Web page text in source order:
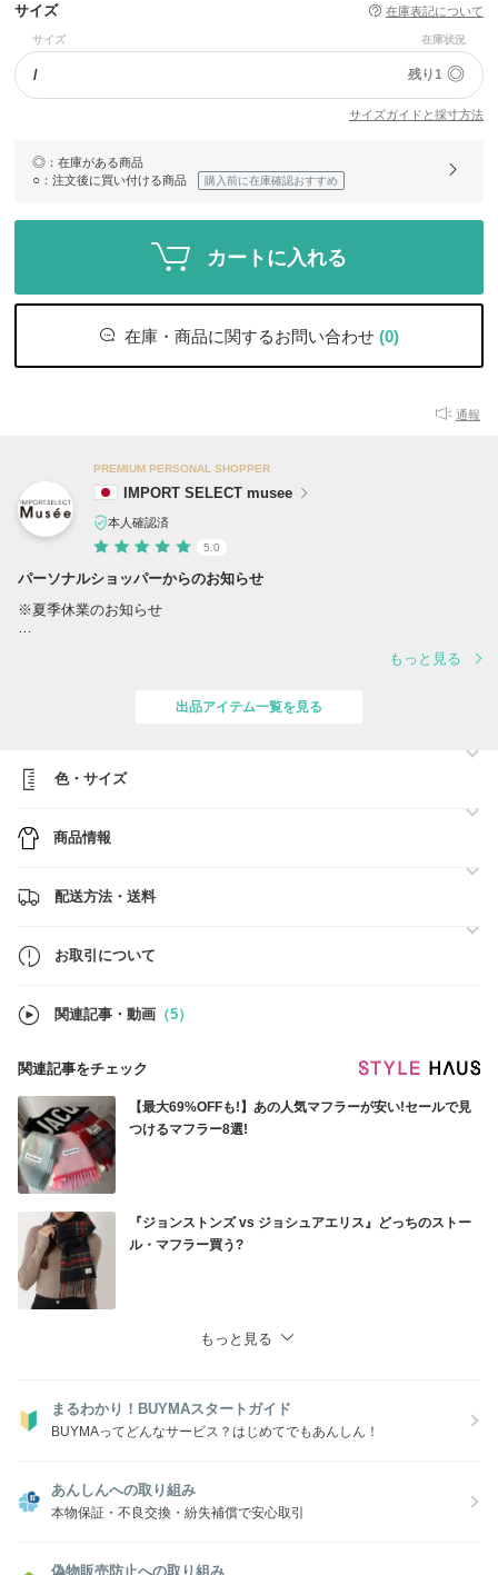
サイズ 在庫表記について
サイズ 在庫状況
/ 残り1 ◎
サイズガイドと採寸方法
◎ ：在庫がある商品
○ ：注文後に買い付ける商品 購入前に在庫確認おすすめ
カートに入れる
在庫・商品に関するお問い合わせ (0)
通報
PREMIUM PERSONAL SHOPPER
IMPORT SELECT musee
本人確認済
5.0
パーソナルショッパーからのお知らせ
※夏季休業のお知らせ
・休業日 8/8(土)、8/9(日)、11(火)、13(木)、14(金)、15(土)、16(日)
いただきます。
●ご注文前に必ず【お取引について】の内容のご確認をお願いいたしま
→
https://www.buyma.com/buyer/841549/post/337736.html
買付済の商品のみを販売しており手元に在庫がございます。
※なお、システム上、他サイトでも販売しているため、タイムラグによ
あらかじめご了承ください。
もっと見る
出品アイテム一覧を見る
色・サイズ
商品情報
配送方法・送料
お取引について
関連記事・動画 （5）
関連記事をチェック
【最大69%OFFも!】あの人気マフラーが安い!セールで見
つけるマフラー8選!
『ジョンストンズ vs ジョシュアエリス』どっちのストー
ル・マフラー買う?
もっと見る
まるわかり！BUYMAスタートガイド
BUYMAってどんなサービス？はじめてでもあんしん！
あんしんへの取り組み
本物保証・不良交換・紛失補償で安心取引
偽物販売防止への取り組み